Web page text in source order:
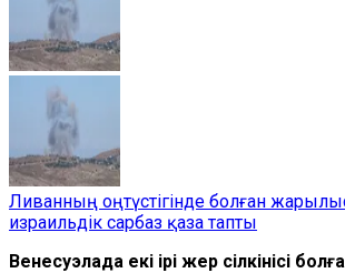
Ливанның оңтүстігінде болған
израильдік сарбаз қаза тапты
Венесуэлада екі ірі жер сілкінісі